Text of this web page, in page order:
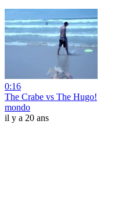
0:16
The Crabe vs The Hugo!
mondo
il y a 20 ans